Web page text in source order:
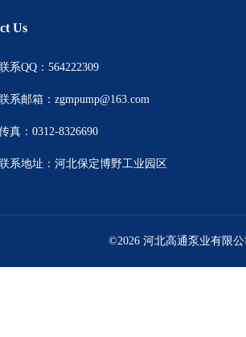
Us
系QQ：564222309
系邮箱：zgmpump@163.com
真：0312-8326690
系地址：河北保定博野工业园区
©2026 河北高通泵业有限